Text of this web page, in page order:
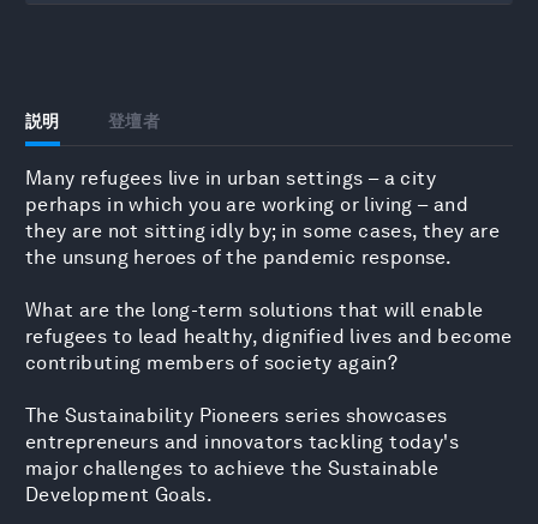
説明 登壇者
Many refugees live in urban settings – a city
perhaps in which you are working or living – and
they are not sitting idly by; in some cases, they are
the unsung heroes of the pandemic response.
What are the long-term solutions that will enable
refugees to lead healthy, dignified lives and become
contributing members of society again?
The Sustainability Pioneers series showcases
entrepreneurs and innovators tackling today's
major challenges to achieve the Sustainable
Development Goals.